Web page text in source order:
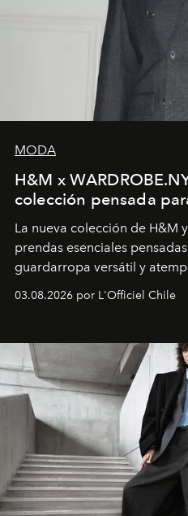
MODA
H&M x
colección pensada
La nueva colección de H&M
prendas esenciales
guardarropa versátil y
lanzamiento, los fundadores
la asesora creativa y jefa de
y la filosofía detrás de la
03.08.2026 por L'Officiel Chile